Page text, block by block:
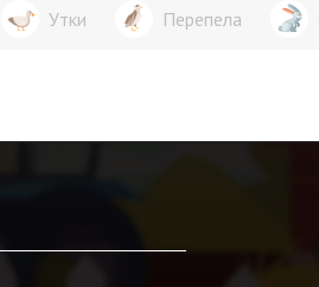
Утки Перепела